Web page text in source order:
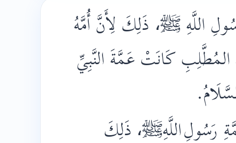
اللَّهِ ﷺ، ذَلِكَ لِأَنَّ أُمَّهُ
كَانَتْ عَمَّةَ النَّبِيِّ
رَسُولِاللَّهِﷺ، ذَلِكَ